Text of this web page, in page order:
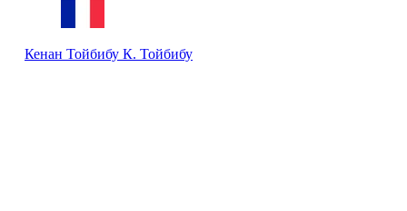
Кенан Тойбибу К. Тойбибу